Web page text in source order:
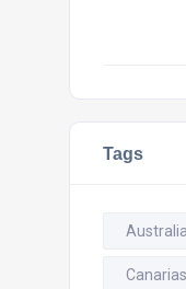
Tags
Australia
Canarias